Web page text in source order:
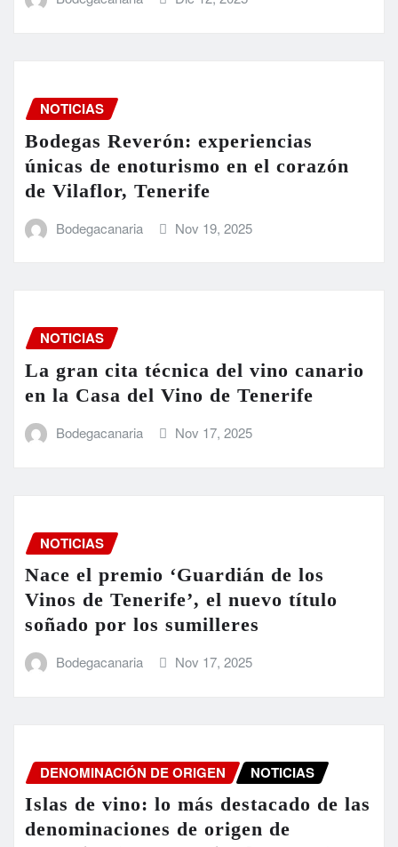
NOTICIAS
Bodegas Reverón: experiencias
únicas de enoturismo en el corazón
de Vilaflor, Tenerife
Bodegacanaria Nov 19, 2025
NOTICIAS
La gran cita técnica del vino canario
en la Casa del Vino de Tenerife
Bodegacanaria Nov 17, 2025
NOTICIAS
Nace el premio ‘Guardián de los
Vinos de Tenerife’, el nuevo título
soñado por los sumilleres
Bodegacanaria Nov 17, 2025
DENOMINACIÓN DE ORIGEN NOTICIAS
Islas de vino: lo más destacado de las
denominaciones de origen de